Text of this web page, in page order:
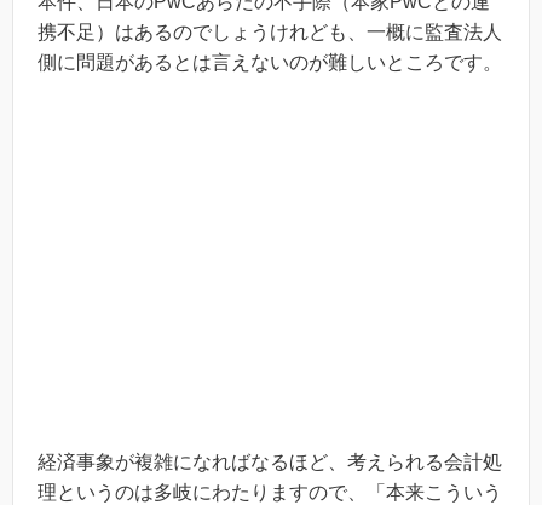
携不足）はあるのでしょうけれども、一概に監査法人
側に問題があるとは言えないのが難しいところです。
経済事象が複雑になればなるほど、考えられる会計処
理というのは多岐にわたりますので、「本来こういう